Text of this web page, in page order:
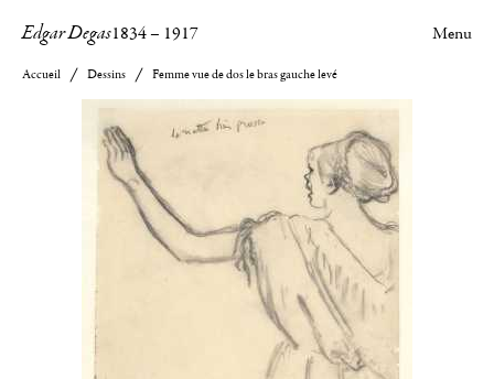
Edgar Degas1834– 1917 Menu
Accueil Dessins Femme vue de dos le bras gauche levé